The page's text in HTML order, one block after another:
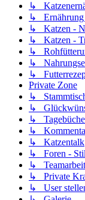
↳
↳ Ernährung
↳ Katzen -
↳ Katzen -
↳
↳
↳
Private Zone
↳
↳
↳
↳
↳ Katzentalk
↳ Foren -
↳ Teamarbeit
↳ Private
↳ User